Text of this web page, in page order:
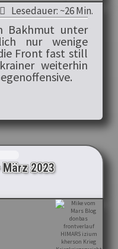
Lesedauer: ~26 Min.
Bakhmut unter
nur wenige
Front fast still
weiterhin
2023